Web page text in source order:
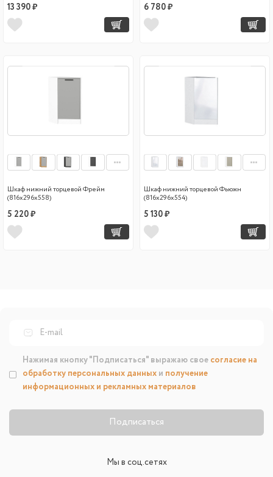
13 390 ₽ 6 780 ₽
Шкаф нижний торцевой Фрейм
(816х296х558)
5 220 ₽
Шкаф нижний торцевой Фьюжн
(816х296х554)
5 130 ₽
Подписаться
Нажимая кнопку "Подписаться" выражаю свое согласие на
обработку персональных данных и получение
информационных и рекламных материалов
Мы в соц.сетях